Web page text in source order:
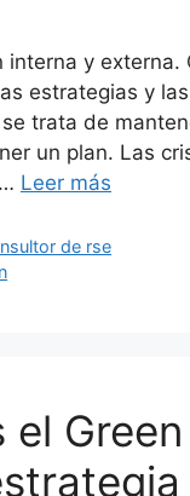
interna y
estrategias y
trata de
un plan. Las
Leer más
de rse
el